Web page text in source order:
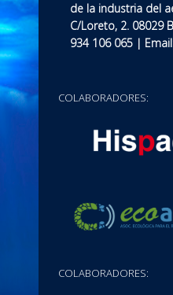
de la industria del
C/Loreto, 2. 08029
934 106 065 |
COLABORADORES:
COLABORADORES: